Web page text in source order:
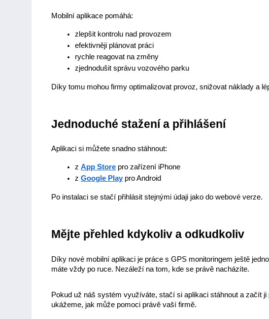
Mobilní aplikace pomáhá:
zlepšit kontrolu nad provozem
efektivněji plánovat práci
rychle reagovat na změny
zjednodušit správu vozového parku
Díky tomu mohou firmy optimalizovat provoz, snižovat náklady a
Jednoduché stažení a přihlášení
Aplikaci si můžete snadno stáhnout:
z App Store pro zařízení iPhone
z Google Play pro Android
Po instalaci se stačí přihlásit stejnými údaji jako do webové verze.
Mějte přehled kdykoliv a odkudkoliv
Díky nové mobilní aplikaci je práce s GPS monitoringem ještě
máte vždy po ruce. Nezáleží na tom, kde se právě nacházíte.
Pokud už náš systém využíváte, stačí si aplikaci stáhnout a začít
ukážeme, jak může pomoci právě vaší firmě.